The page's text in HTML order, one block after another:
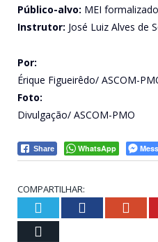
Público-alvo: MEI
Instrutor: José Luiz Alves de
Por:
Érique Figueirêdo/ ASCOM-
Foto:
Divulgação/ ASCOM-PMO
Share WhatsApp
COMPARTILHAR:
Twitter Facebook